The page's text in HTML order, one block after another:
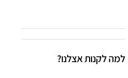
למה לקנות אצלנו?